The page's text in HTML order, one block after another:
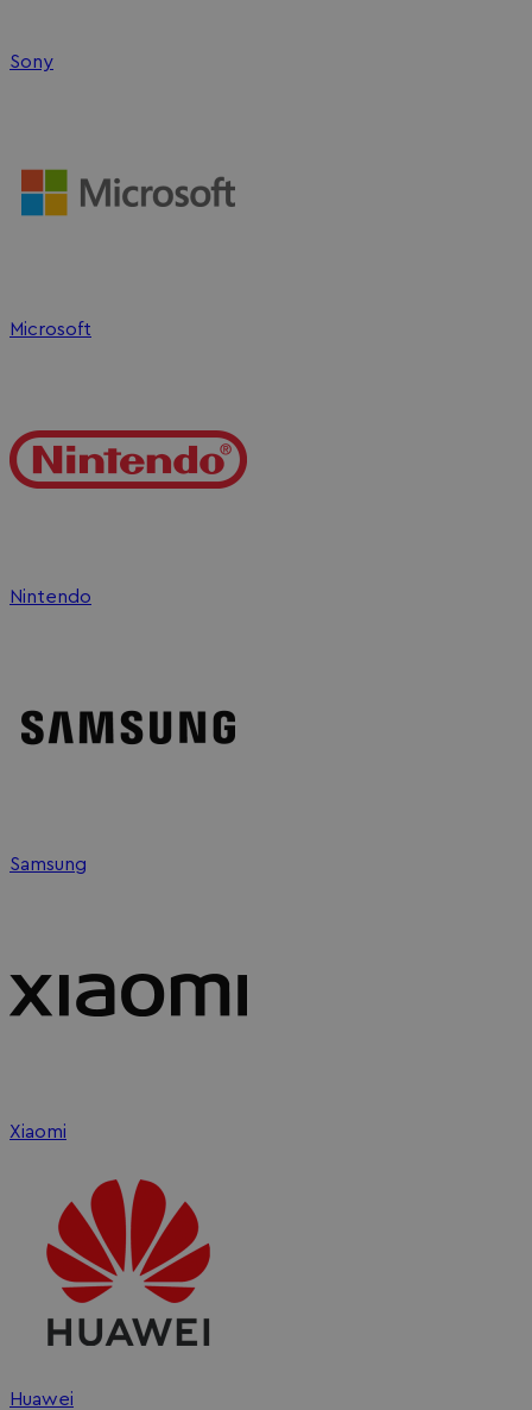
Sony
Microsoft
Nintendo
Samsung
Xiaomi
Huawei